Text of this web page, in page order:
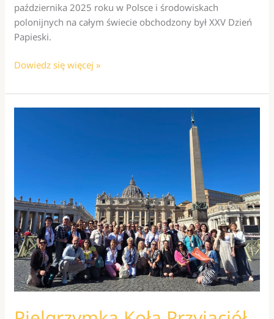
października 2025 roku w Polsce i środowiskach
polonijnych na całym świecie obchodzony był XXV Dzień
Papieski.
XXV
Papieska
w
Dowiedz się więcej »